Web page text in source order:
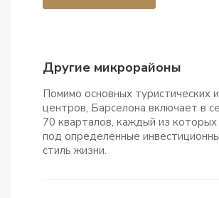
Другие микрорайоны
Помимо основных туристических
центров, Барселона включает в
70 кварталов, каждый из
под определенные
стиль жизни.